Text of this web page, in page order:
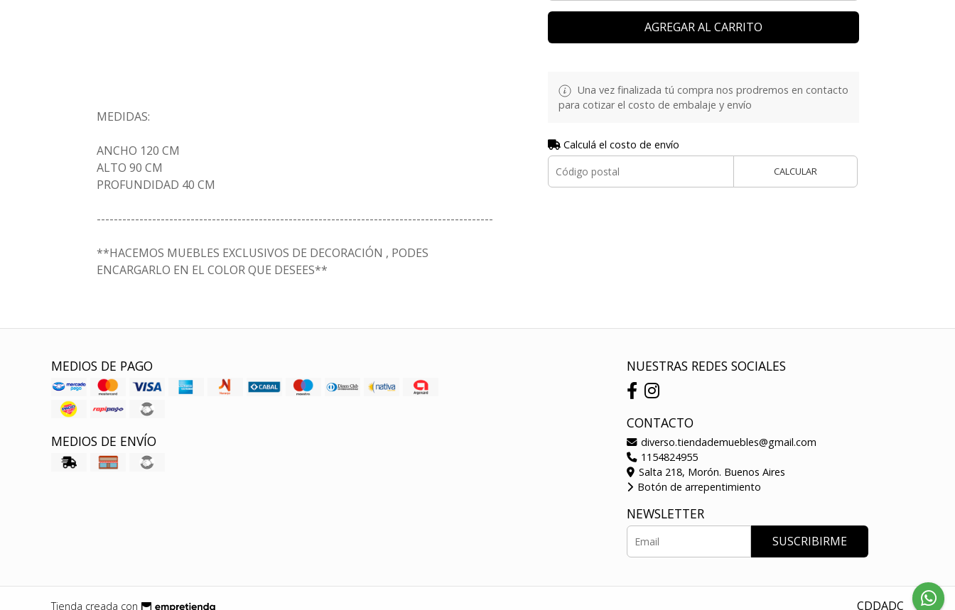
MEDIDAS:
ANCHO 120 CM
ALTO 90 CM
PROFUNDIDAD 40 CM
---------------------------------------------------------------------------------------------
**HACEMOS MUEBLES EXCLUSIVOS DE DECORACIÓN , PODES
ENCARGARLO EN EL COLOR QUE DESEES**
AGREGAR AL CARRITO
Una vez finalizada tú compra nos prodremos en contacto
para cotizar el costo de embalaje y envío
Calculá el costo de envío
CALCULAR
MEDIOS DE PAGO
MEDIOS DE ENVÍO
NUESTRAS REDES SOCIALES
CONTACTO
diverso.tiendademuebles@gmail.com
1154824955
Salta 218, Morón. Buenos Aires
Botón de arrepentimiento
NEWSLETTER
SUSCRIBIRME
Tienda creada con CDDADC